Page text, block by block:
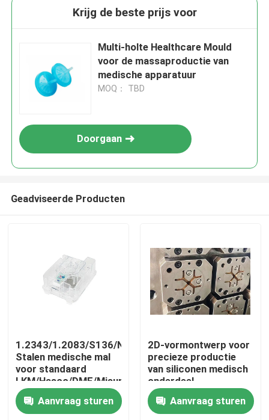
Producten
VR-show
Krijg de beste prijs voor
Multi-holte Healthcare Mould
voor de massaproductie van
medische apparatuur
MOQ： TBD
Doorgaan
Geadviseerde Producten
1.2343/1.2083/S136/NAK80
Stalen medische mal
voor standaard
LKM/Hasco/DME/Misumi
BMC
ventilatorcomponent
Aanvraag sturen
2D-vormontwerp voor
precieze productie
van siliconen medisch
onderdeel
Aanvraag sturen